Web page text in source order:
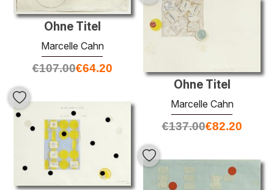
Ohne Titel
Marcelle Cahn
€107.00€64.20
Ohne Titel
Marcelle Cahn
€137.00€82.20